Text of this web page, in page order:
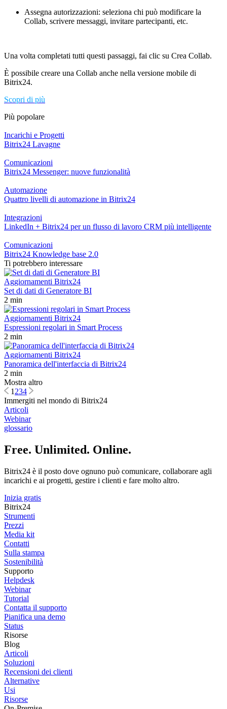
Assegna autorizzazioni: seleziona chi può modificare la
Collab, scrivere messaggi, invitare partecipanti, etc.
Una volta completati tutti questi passaggi, fai clic su Crea Collab.
È possibile creare una Collab anche nella versione mobile di
Bitrix24.
Scopri di più
Più popolare
Incarichi e Progetti
Bitrix24 Lavagne
Comunicazioni
Bitrix24 Messenger: nuove funzionalità
Automazione
Quattro livelli di automazione in Bitrix24
Integrazioni
LinkedIn + Bitrix24 per un flusso di lavoro CRM più intelligente
Comunicazioni
Bitrix24 Knowledge base 2.0
Ti potrebbero interessare
Aggiornamenti Bitrix24
Set di dati di Generatore BI
2 min
Aggiornamenti Bitrix24
Espressioni regolari in Smart Process
2 min
Aggiornamenti Bitrix24
Panoramica dell'interfaccia di Bitrix24
2 min
Mostra altro
1234
Immergiti nel mondo di Bitrix24
Articoli
Webinar
glossario
Free. Unlimited. Online.
Bitrix24 è il posto dove ognuno può comunicare, collaborare agli
incarichi e ai progetti, gestire i clienti e fare molto altro.
Inizia gratis
Bitrix24
Strumenti
Prezzi
Media kit
Contatti
Sulla stampa
Sostenibilità
Supporto
Helpdesk
Webinar
Tutorial
Contatta il supporto
Pianifica una demo
Status
Risorse
Blog
Articoli
Soluzioni
Recensioni dei clienti
Alternative
Usi
Risorse